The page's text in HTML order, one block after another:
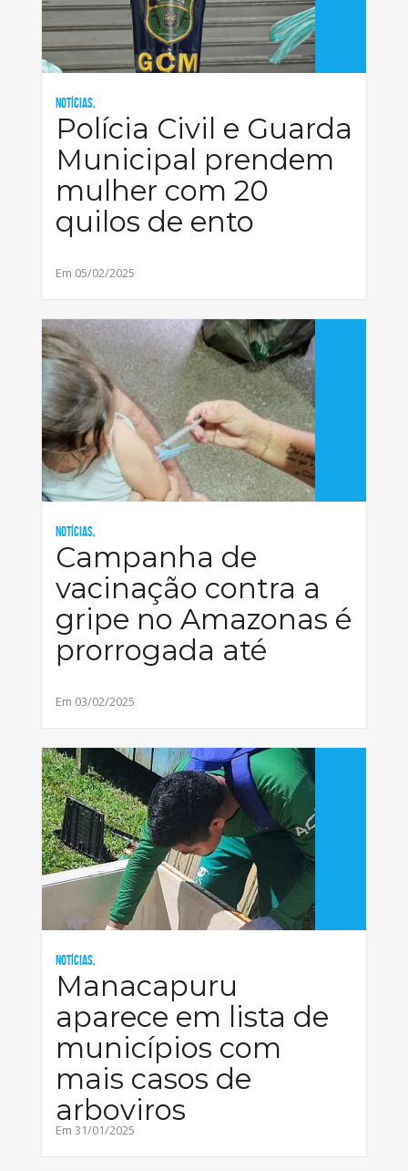
Notícias,
Polícia Civil e Guarda
Municipal prendem
mulher com 20
quilos de ento
Em 05/02/2025
Notícias,
Campanha de
vacinação contra a
gripe no Amazonas é
prorrogada até
Em 03/02/2025
Notícias,
Manacapuru
aparece em lista de
municípios com
mais casos de
arboviros
Em 31/01/2025